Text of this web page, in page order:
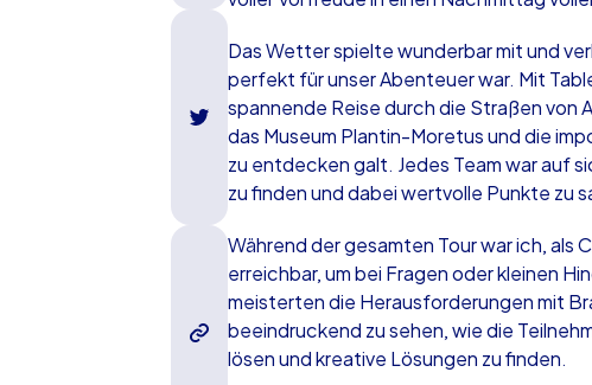
Das Wetter spielte wunderbar mit und
perfekt für unser Abenteuer war. Mit
spannende Reise durch die Straßen
das Museum Plantin-Moretus und die
zu entdecken galt. Jedes Team war auf
zu finden und dabei wertvolle Punkte zu
Während der gesamten Tour war ich,
erreichbar, um bei Fragen oder kleinen
meisterten die Herausforderungen mit
beeindruckend zu sehen, wie die
lösen und kreative Lösungen zu finden.